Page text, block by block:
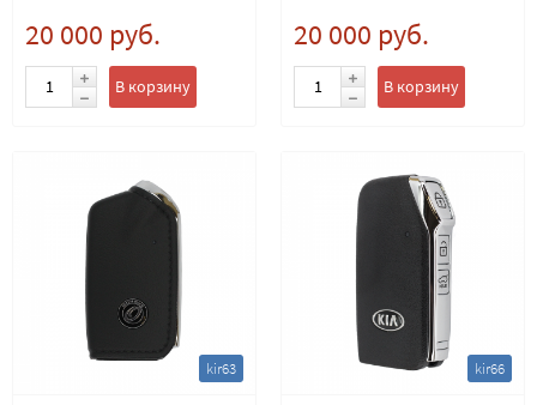
20 000 руб.
В корзину
20 000 руб.
В корзину
kir63 kir66